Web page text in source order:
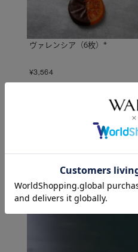
ヴァレンシア（6枚）*
¥3,564
すべての
ご家庭に笑顔を届ける
惣